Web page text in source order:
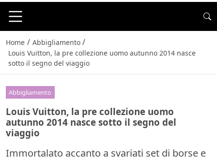
Home / Abbigliamento /
Louis Vuitton, la pre collezione uomo autunno 2014 nasce
sotto il segno del viaggio
Abbigliamento
Louis Vuitton, la pre collezione uomo
autunno 2014 nasce sotto il segno del
viaggio
Immortalato accanto a svariati set di borse e